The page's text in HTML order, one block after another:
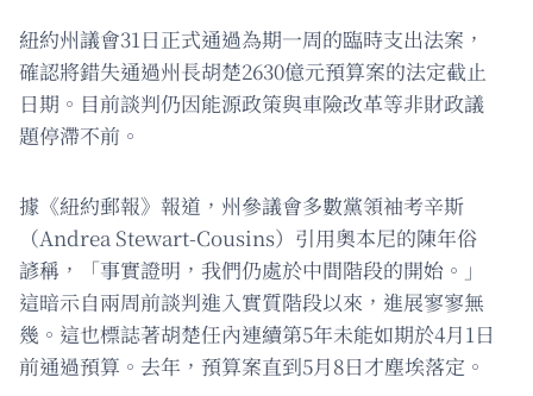
紐約州議會31日正式通過為期一周的臨時支出法案，
確認將錯失通過州長胡楚2630億元預算案的法定截止
日期。目前談判仍因能源政策與車險改革等非財政議
題停滯不前。
據《紐約郵報》報道，州參議會多數黨領袖考辛斯
（Andrea Stewart-Cousins）引用奧本尼的陳年俗
諺稱，「事實證明，我們仍處於中間階段的開始。」
這暗示自兩周前談判進入實質階段以來，進展寥寥無
幾。這也標誌著胡楚任內連續第5年未能如期於4月1日
前通過預算。去年，預算案直到5月8日才塵埃落定。